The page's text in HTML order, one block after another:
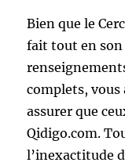
Bien que le
fait tout en son
complets, vous
assurer que
Qidigo.com.
l’inexactitude